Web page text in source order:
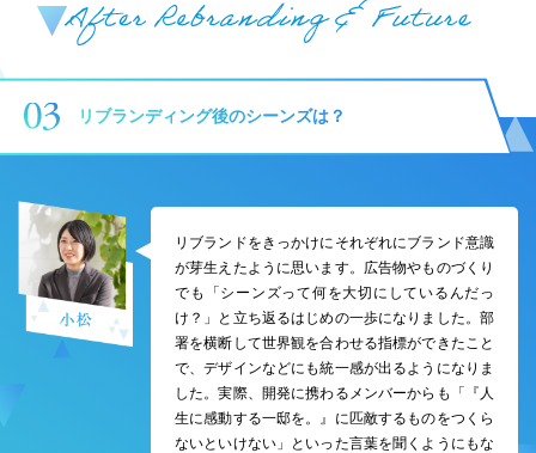
リブランディング後のシーンズは？
リブランドをきっかけにそれぞれにブランド意識
が芽生えたように思います。広告物やものづくり
でも「シーンズって何を大切にしているんだっ
け？」と立ち返るはじめの一歩になりました。部
署を横断して世界観を合わせる指標ができたこと
で、デザインなどにも統一感が出るようになりま
した。実際、開発に携わるメンバーからも「『人
生に感動する一邸を。』に匹敵するものをつくら
ないといけない」といった言葉を聞くようにもな